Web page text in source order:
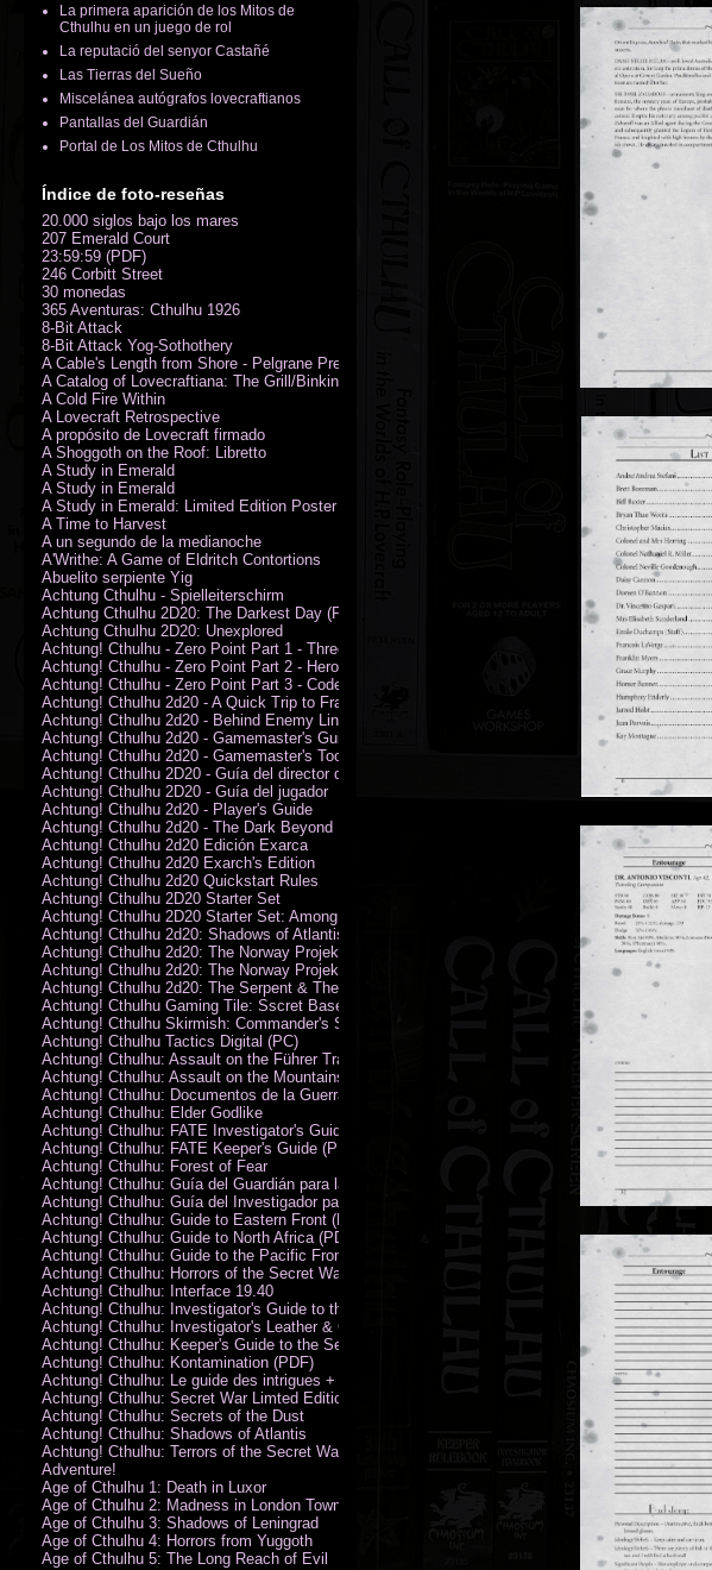
La primera aparición de los Mitos de
Cthulhu en un juego de rol
La reputació del senyor Castañé
Las Tierras del Sueño
Miscelánea autógrafos lovecraftianos
Pantallas del Guardián
Portal de Los Mitos de Cthulhu
Índice de foto-reseñas
20.000 siglos bajo los mares
207 Emerald Court
23:59:59 (PDF)
246 Corbitt Street
30 monedas
365 Aventuras: Cthulhu 1926
8-Bit Attack
8-Bit Attack Yog-Sothothery
A Cable's Length from Shore - Pelgrane Press' FreeRPG 2018 (PDF)
A Catalog of Lovecraftiana: The Grill/Binkin Collection
A Cold Fire Within
A Lovecraft Retrospective
A propósito de Lovecraft firmado
A Shoggoth on the Roof: Libretto
A Study in Emerald
A Study in Emerald
A Study in Emerald: Limited Edition Poster (Neil Gaiman)
A Time to Harvest
A un segundo de la medianoche
A'Writhe: A Game of Eldritch Contortions
Abuelito serpiente Yig
Achtung Cthulhu - Spielleiterschirm
Achtung Cthulhu 2D20: The Darkest Day (PDF)
Achtung Cthulhu 2D20: Unexplored
Achtung! Cthulhu - Zero Point Part 1 - Three Kings
Achtung! Cthulhu - Zero Point Part 2 - Heroes of the Sea
Achtung! Cthulhu - Zero Point Part 3 - Code of Honour (PDF)
Achtung! Cthulhu 2d20 - A Quick Trip to France (PDF)
Achtung! Cthulhu 2d20 - Behind Enemy Lines
Achtung! Cthulhu 2d20 - Gamemaster's Guide
Achtung! Cthulhu 2d20 - Gamemaster's Toolkit
Achtung! Cthulhu 2D20 - Guía del director de juego
Achtung! Cthulhu 2D20 - Guía del jugador
Achtung! Cthulhu 2d20 - Player's Guide
Achtung! Cthulhu 2d20 - The Dark Beyond
Achtung! Cthulhu 2d20 Edición Exarca
Achtung! Cthulhu 2d20 Exarch's Edition
Achtung! Cthulhu 2d20 Quickstart Rules
Achtung! Cthulhu 2D20 Starter Set
Achtung! Cthulhu 2D20 Starter Set: Among the Wolves (PDF)
Achtung! Cthulhu 2d20: Shadows of Atlantis
Achtung! Cthulhu 2d20: The Norway Projekt
Achtung! Cthulhu 2d20: The Norway Projekt (PDF)
Achtung! Cthulhu 2d20: The Serpent & The Sands
Achtung! Cthulhu Gaming Tile: Sscret Base & Icy Ruins
Achtung! Cthulhu Skirmish: Commander's Set
Achtung! Cthulhu Tactics Digital (PC)
Achtung! Cthulhu: Assault on the Führer Train
Achtung! Cthulhu: Assault on the Mountains of Madness
Achtung! Cthulhu: Documentos de la Guerra Secreta
Achtung! Cthulhu: Elder Godlike
Achtung! Cthulhu: FATE Investigator's Guide (PDF)
Achtung! Cthulhu: FATE Keeper's Guide (PDF)
Achtung! Cthulhu: Forest of Fear
Achtung! Cthulhu: Guía del Guardián para la Guerra Secreta
Achtung! Cthulhu: Guía del Investigador para la Guerra Secreta
Achtung! Cthulhu: Guide to Eastern Front (PDF)
Achtung! Cthulhu: Guide to North Africa (PDF)
Achtung! Cthulhu: Guide to the Pacific Front
Achtung! Cthulhu: Horrors of the Secret War
Achtung! Cthulhu: Interface 19.40
Achtung! Cthulhu: Investigator's Guide to the Secret War
Achtung! Cthulhu: Investigator's Leather & Canvas Bag
Achtung! Cthulhu: Keeper's Guide to the Secret War
Achtung! Cthulhu: Kontamination (PDF)
Achtung! Cthulhu: Le guide des intrigues + ecran
Achtung! Cthulhu: Secret War Limted Edition Book
Achtung! Cthulhu: Secrets of the Dust
Achtung! Cthulhu: Shadows of Atlantis
Achtung! Cthulhu: Terrors of the Secret War
Adventure!
Age of Cthulhu 1: Death in Luxor
Age of Cthulhu 2: Madness in London Town
Age of Cthulhu 3: Shadows of Leningrad
Age of Cthulhu 4: Horrors from Yuggoth
Age of Cthulhu 5: The Long Reach of Evil